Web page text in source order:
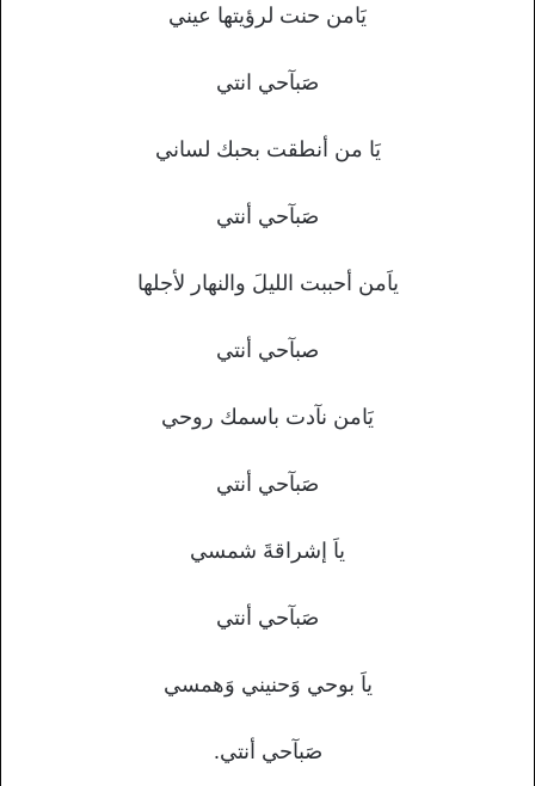
يَامن حنت لرؤيتها عيني
صَبآحي انتي
يَا من أنطقت بحبك لساني
صَبآحي أنتي
ياَمن أحببت الليلَ والنهار لأجلها
صبآحي أنتي
يَامن نآدت باسمك روحي
صَبآحي أنتي
ياَ إشراقةَ شمسي
صَبآحي أنتي
ياَ بوحي وَحنيني وَهمسي
صَبآحي أنتي.